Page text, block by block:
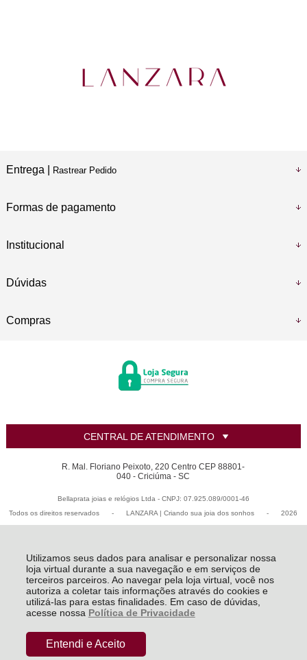
Utilizamos seus dados para analisar e personalizar nossa
loja virtual durante a sua navegação e em serviços de
terceiros parceiros. Ao navegar pela loja virtual, você nos
autoriza a coletar tais informações através do cookies e
utilizá-las para estas finalidades. Em caso de dúvidas,
acesse nossa Política de Privacidade
Entendi e Aceito
Entrega | Rastrear Pedido
Formas de pagamento
Institucional
Dúvidas
Compras
CENTRAL DE ATENDIMENTO
R. Mal. Floriano Peixoto, 220 Centro CEP 88801-
040 - Criciúma - SC
Bellaprata joias e relógios Ltda - CNPJ: 07.925.089/0001-46
Todos os direitos reservados
- LANZARA | Criando sua joia dos sonhos - 2026